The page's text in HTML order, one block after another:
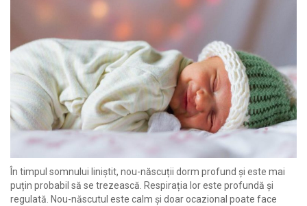
În timpul somnului liniștit, nou-născuții dorm profund și este mai
puțin probabil să se trezească. Respirația lor este profundă și
regulată. Nou-născutul este calm și doar ocazional poate face